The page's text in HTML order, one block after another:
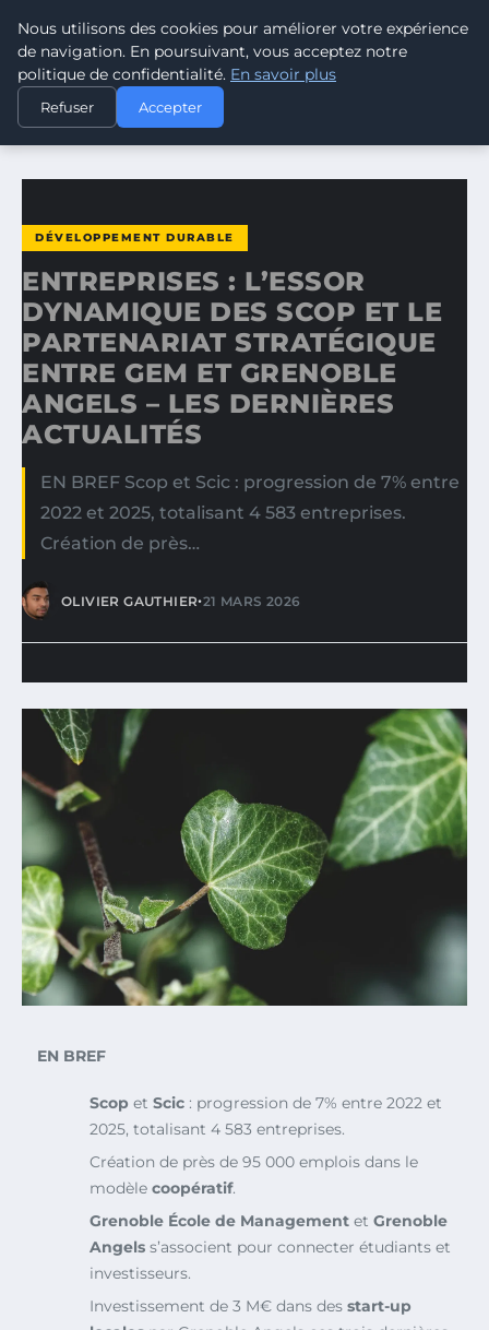
CLIMATE GUARDIAN
ACCUEIL
DÉVELOPPEMENT DURABLE
ENTREPRISES : L’ESSOR DYNAMIQUE DES SCOP ET LE…
DÉVELOPPEMENT DURABLE
ENTREPRISES : L’ESSOR
DYNAMIQUE DES SCOP ET LE
PARTENARIAT STRATÉGIQUE
ENTRE GEM ET GRENOBLE
ANGELS – LES DERNIÈRES
ACTUALITÉS
EN BREF Scop et Scic : progression de 7% entre
2022 et 2025, totalisant 4 583 entreprises.
Création de près…
OLIVIER GAUTHIER•21 MARS 2026
EN BREF
Scop et Scic : progression de 7% entre 2022 et
2025, totalisant 4 583 entreprises.
Création de près de 95 000 emplois dans le
modèle coopératif.
Grenoble École de Management et Grenoble
Angels s’associent pour connecter étudiants et
investisseurs.
Investissement de 3 M€ dans des start-up
Nous utilisons des cookies pour améliorer votre expérience
de navigation. En poursuivant, vous acceptez notre
politique de confidentialité. En savoir plus
Refuser Accepter